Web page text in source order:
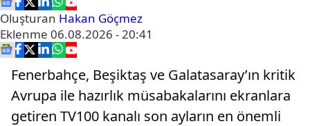
Oluşturan Hakan Göçmez
Eklenme 06.08.2026 - 20:41
Fenerbahçe, Beşiktaş ve Galatasaray’ın kritik
Avrupa ile hazırlık müsabakalarını ekranlara
getiren TV100 kanalı son ayların en önemli